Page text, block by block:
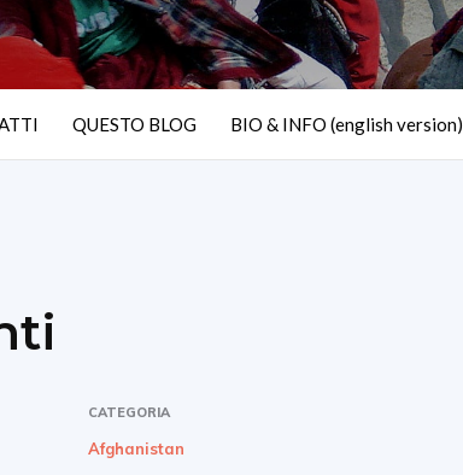
QUESTO BLOG BIO & INFO (english version)
CATEGORIA
Afghanistan